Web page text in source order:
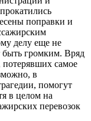
поправки и
делу еще не
быть громким. Вряд
потерявших самое
в
помогут
в целом на
перевозок